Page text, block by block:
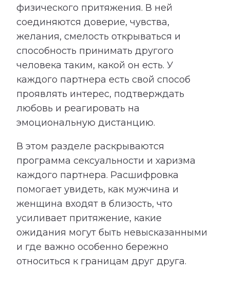
физического притяжения. В ней
соединяются доверие, чувства,
желания, смелость открываться и
способность принимать другого
человека таким, какой он есть. У
каждого партнера есть свой способ
проявлять интерес, подтверждать
любовь и реагировать на
эмоциональную дистанцию.
В этом разделе раскрываются
программа сексуальности и харизма
каждого партнера. Расшифровка
помогает увидеть, как мужчина и
женщина входят в близость, что
усиливает притяжение, какие
ожидания могут быть невысказанными
и где важно особенно бережно
относиться к границам друг друга.